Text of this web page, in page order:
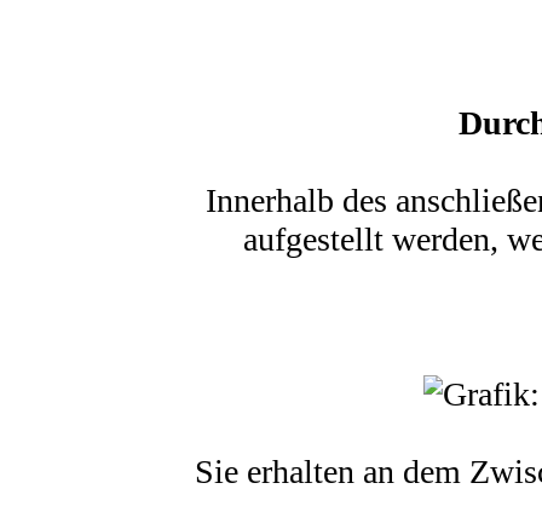
Innerhalb des
aufgestellt werden,
Sie erhalten an dem